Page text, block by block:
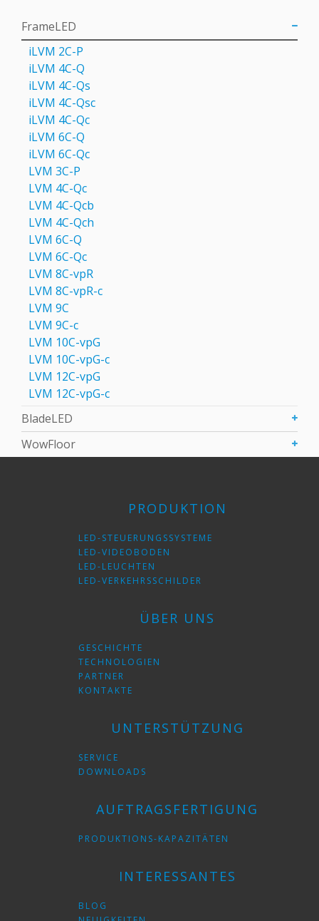
FrameLED
iLVM 2C-P
iLVM 4C-Q
iLVM 4C-Qs
iLVM 4C-Qsс
iLVM 4C-Qс
iLVM 6C-Q
iLVM 6C-Qc
LVM 3C-P
LVM 4С-Qc
LVM 4С-Qcb
LVM 4С-Qch
LVM 6C-Q
LVM 6С-Qc
LVM 8C-vpR
LVM 8C-vpR-с
LVM 9C
LVM 9С-c
LVM 10C-vpG
LVM 10C-vpG-с
LVM 12C-vpG
LVM 12C-vpG-с
BladeLED
WowFloor
PRODUKTION
LED-STEUERUNGSSYSTEME
LED-VIDEOBODEN
LED-LEUCHTEN
LED-VERKEHRSSCHILDER
ÜBER UNS
GESCHICHTE
TECHNOLOGIEN
PARTNER
KONTAKTE
UNTERSTÜTZUNG
SERVICE
DOWNLOADS
AUFTRAGSFERTIGUNG
PRODUKTIONS-KAPAZITÄTEN
INTERESSANTES
BLOG